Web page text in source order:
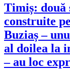
Timiș:
construite
Buziaș –
al doilea la
– au loc